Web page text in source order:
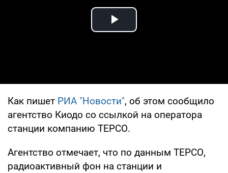
Play Video
Как пишет РИА "Новости", об этом сообщило
агентство Киодо со ссылкой на оператора
станции компанию ТЕРСО.
Агентство отмечает, что по данным ТЕРСО,
радиоактивный фон на станции и